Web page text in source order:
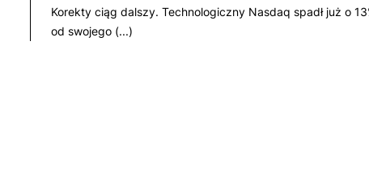
Korekty ciąg dalszy. Technologiczny Nasdaq spadł już o
od swojego (...)